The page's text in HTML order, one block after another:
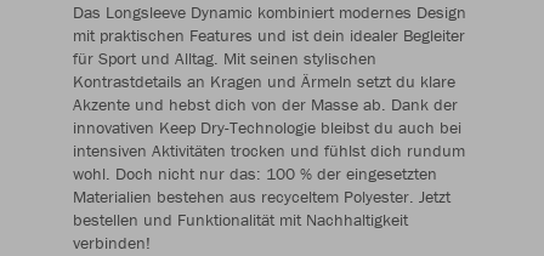
Das Longsleeve Dynamic kombiniert modernes Design
mit praktischen Features und ist dein idealer Begleiter
für Sport und Alltag. Mit seinen stylischen
Kontrastdetails an Kragen und Ärmeln setzt du klare
Akzente und hebst dich von der Masse ab. Dank der
innovativen Keep Dry-Technologie bleibst du auch bei
intensiven Aktivitäten trocken und fühlst dich rundum
wohl. Doch nicht nur das: 100 % der eingesetzten
Materialien bestehen aus recyceltem Polyester. Jetzt
bestellen und Funktionalität mit Nachhaltigkeit
verbinden!